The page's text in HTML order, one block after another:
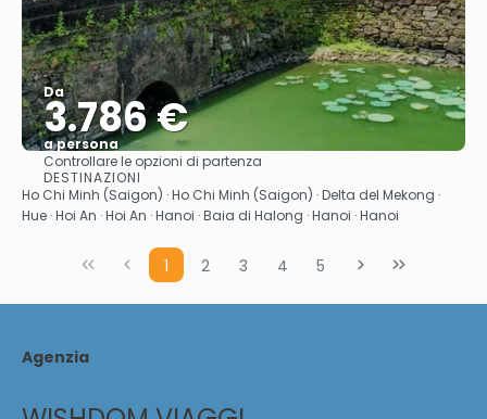
Da
3.786 €
a persona
Vedere
Controllare le opzioni di partenza
DESTINAZIONI
Ho Chi Minh (Saigon) · Ho Chi Minh (Saigon) · Delta del Mekong ·
Hue · Hoi An · Hoi An · Hanoi · Baia di Halong · Hanoi · Hanoi
1 2 3 4 5
Agenzia